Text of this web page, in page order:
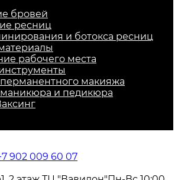
бровей
ресниц
и ботокса ресниц
рабочего места
макияжа
и педикюра
902 009 60 07